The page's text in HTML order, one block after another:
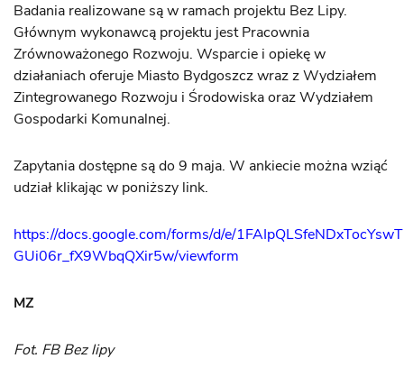
Badania realizowane są w ramach projektu Bez Lipy.
Głównym wykonawcą projektu jest Pracownia
Zrównoważonego Rozwoju. Wsparcie i opiekę w
działaniach oferuje Miasto Bydgoszcz wraz z Wydziałem
Zintegrowanego Rozwoju i Środowiska oraz Wydziałem
Gospodarki Komunalnej.
Zapytania dostępne są do 9 maja. W ankiecie można wziąć
udział klikając w poniższy link.
https://docs.google.com/forms/d/e/
GUi06r_fX9WbqQXir5w/viewform
MZ
Fot. FB Bez lipy